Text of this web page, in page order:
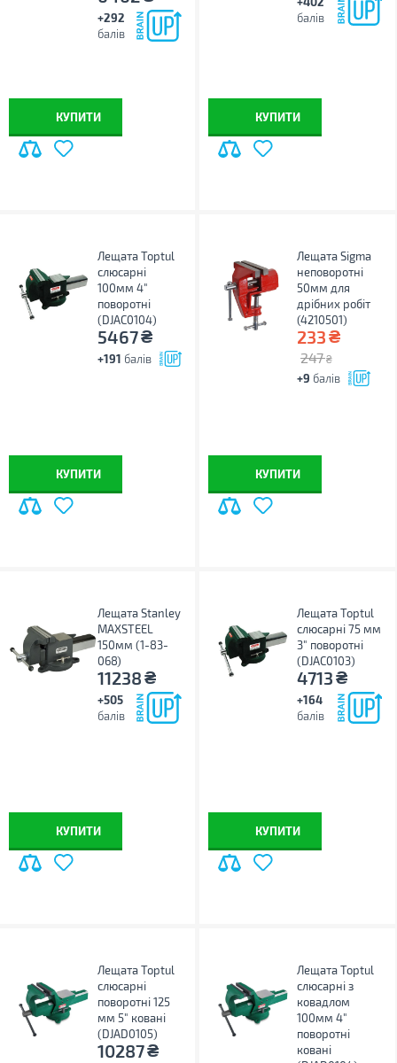
+292
балів
КУПИТИ
балів
КУПИТИ
Лещата Toptul
слюсарні
100мм 4"
поворотні
(DJAC0104)
5467₴
+191 балів
КУПИТИ
Лещата Sigma
неповоротні
50мм для
дрібних робіт
(4210501)
233₴
247 ₴
+9 балів
КУПИТИ
Лещата Stanley
MAXSTEEL
150мм (1-83-
068)
11238₴
+505
балів
КУПИТИ
Лещата Toptul
слюсарні 75 мм
3" поворотні
(DJAC0103)
4713₴
+164
балів
КУПИТИ
Лещата Toptul
слюсарні
поворотні 125
мм 5" ковані
(DJAD0105)
10287₴
Лещата Toptul
слюсарні з
ковадлом
100мм 4"
поворотні
ковані